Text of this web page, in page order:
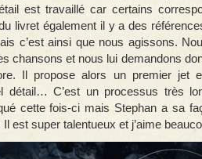
est travaillé car certains
livret également il y a des
c’est ainsi que nous agissons.
chansons et nous lui demandons
Il propose alors un premier jet
détail… C’est un processus très
cette fois-ci mais Stephan a sa
est super talentueux et j’aime